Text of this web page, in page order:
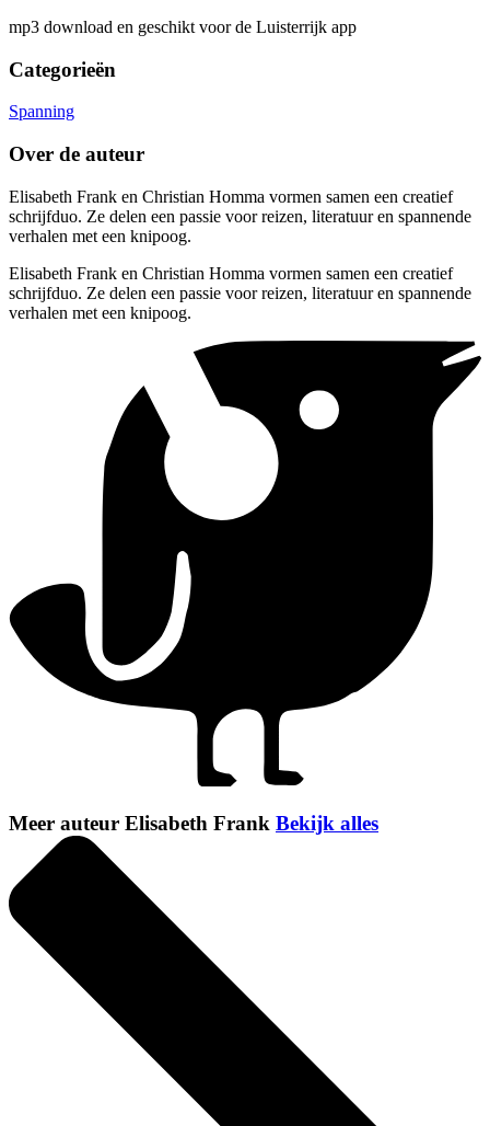
mp3 download en geschikt voor de Luisterrijk app
Categorieën
Spanning
Over de auteur
Elisabeth Frank en Christian Homma vormen samen een creatief
schrijfduo. Ze delen een passie voor reizen, literatuur en spannende
verhalen met een knipoog.
Elisabeth Frank en Christian Homma vormen samen een creatief
schrijfduo. Ze delen een passie voor reizen, literatuur en spannende
verhalen met een knipoog.
Meer auteur Elisabeth Frank Bekijk alles